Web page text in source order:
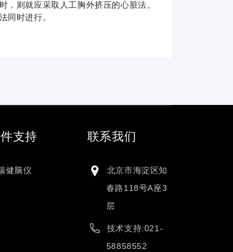
则就应采取人工胸外挤压的心脏法。
同时进行。
支持
健脑仪
联系我们
北京市海淀区知
春路118号A座3
层
技术支持:021-
58858552